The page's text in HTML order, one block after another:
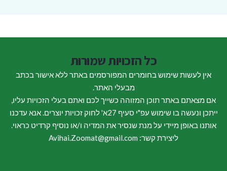
כל הזכויות שמורות
אין לעשות שימוש בחומרים המפורסמים באתר ללא אישור בכתב
מבעלי האתר.
אם מצאתם באתר תוכן המזוהה כשייך לכם ואתם בעלי הזכויות עליו,
ייתכן ונעשה בו שימוש עפ"י סעיף 27א' לחוק זכויות יוצרים. אנא עדכנו
אותנו באופן מיידי על מנת שנסיר את המדיה ו/או נוסיף קרדיט כראוי.
ליצירת קשר: Avihai.Zoomat@gmail.com